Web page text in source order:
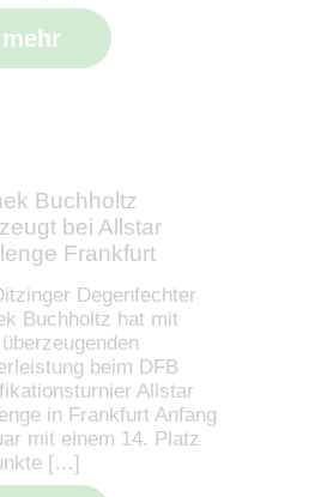
mehr
Buchholtz
bei Allstar
Frankfurt
Degenfechter
Buchholtz hat mit
beim DFB
Allstar
in Frankfurt Anfang
mit einem 14. Platz
[…]